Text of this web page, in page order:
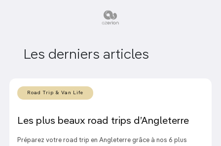
Les derniers articles
Road Trip & Van Life
Les plus beaux road trips d’Angleterre
Préparez votre road trip en Angleterre grâce à nos 6 plus